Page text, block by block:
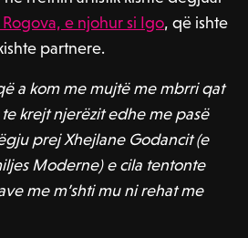
e njohur si Igo, që ishte
partnere.
a kom me mujtë me mbrri qat
krejt njerëzit edhe me pasë
prej Xhejlane Godancit (e
Moderne) e cila tentonte
me m’shti mu ni rehat me